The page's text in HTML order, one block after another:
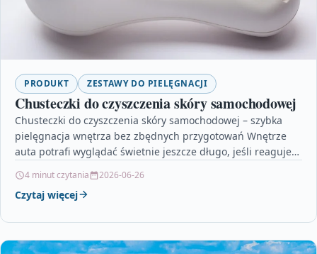
PRODUKT ZESTAWY DO PIELĘGNACJI
Chusteczki do czyszczenia skóry samochodowej
Chusteczki do czyszczenia skóry samochodowej – szybka
pielęgnacja wnętrza bez zbędnych przygotowań Wnętrze
auta potrafi wyglądać świetnie jeszcze długo, jeśli reagujesz
4 minut czytania 2026-06-26
Czytaj więcej